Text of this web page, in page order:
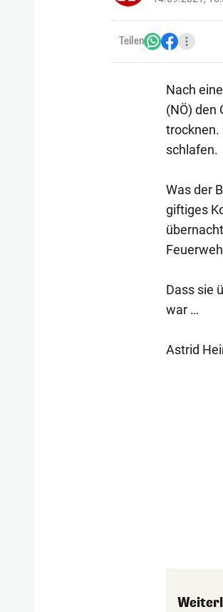
Teilen
Nach
(NÖ) den
trocknen.
schlafen.
Was der
giftiges
Dass sie
war …
Astrid